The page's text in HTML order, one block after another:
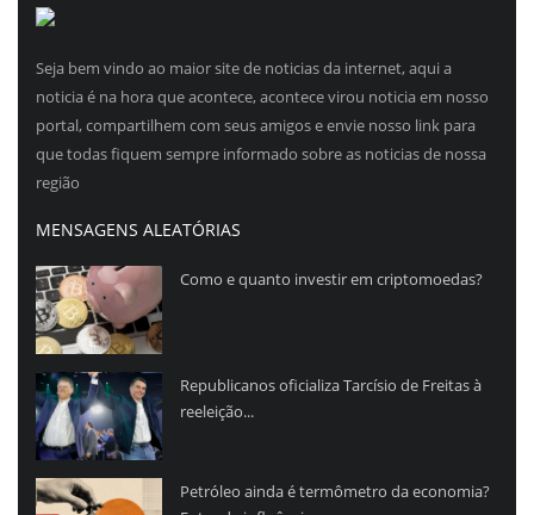
Seja bem vindo ao maior site de noticias da internet, aqui a
noticia é na hora que acontece, acontece virou noticia em nosso
portal, compartilhem com seus amigos e envie nosso link para
que todas fiquem sempre informado sobre as noticias de nossa
região
MENSAGENS ALEATÓRIAS
Como e quanto investir em criptomoedas?
Republicanos oficializa Tarcísio de Freitas à
reeleição...
Petróleo ainda é termômetro da economia?